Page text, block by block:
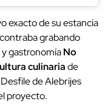
exacto de su estancia
grabando
y gastronomíaNo
culinariade
de Alebrijes
proyecto.